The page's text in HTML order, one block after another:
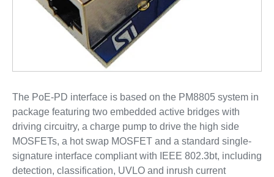
The PoE-PD interface is based on the PM8805 system in
package featuring two embedded active bridges with
driving circuitry, a charge pump to drive the high side
MOSFETs, a hot swap MOSFET and a standard single-
signature interface compliant with IEEE 802.3bt, including
detection, classification, UVLO and inrush current